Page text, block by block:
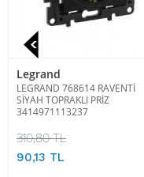
Legrand
LEGRAND 768614 RAVENTİ
SİYAH TOPRAKLI PRİZ
3414971113237
310,80 TL
90,13 TL